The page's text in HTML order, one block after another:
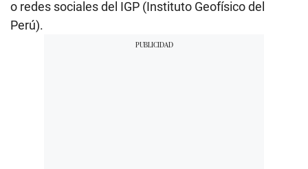
o redes sociales del IGP (Instituto Geofísico del
Perú).